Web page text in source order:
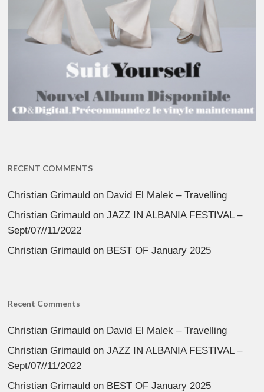
RECENT COMMENTS
Christian Grimauld on David El Malek – Travelling
Christian Grimauld onJAZZ IN ALBANIA FESTIVAL –
Sept/07//11/2022
Christian Grimauld on BEST OF January 2025
Recent Comments
Christian Grimauld on David El Malek – Travelling
Christian Grimauld onJAZZ IN ALBANIA FESTIVAL –
Sept/07//11/2022
Christian Grimauld on BEST OF January 2025